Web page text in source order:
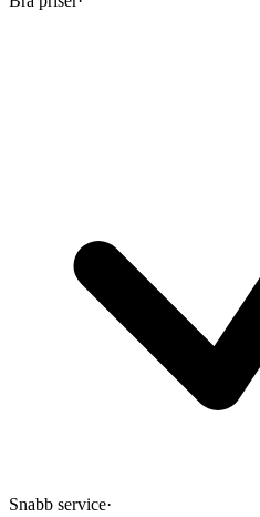
Snabb service·